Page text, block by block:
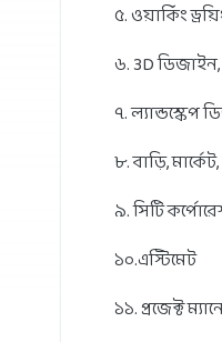
৫. ওয়ার্কিং
৬. 3D
৭. ল্যান্ডস্কেপ
৮. বাড়ি,
৯. সিটি
১০.এস্টিমেট
১১. প্রজেক্ট